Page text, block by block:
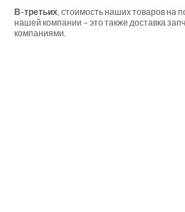
В-третьих, стоимость наших товаров на
нашей компании – это также доставка
компаниями.